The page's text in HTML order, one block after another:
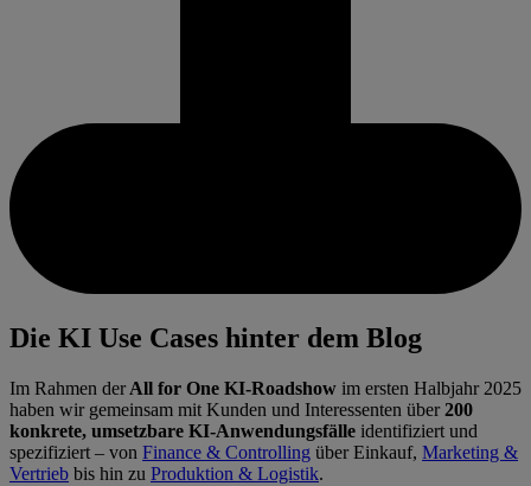
Die KI Use Cases hinter dem Blog
Im Rahmen derAll for One KI-Roadshow im ersten Halbjahr 2025
haben wir gemeinsam mit Kunden und Interessenten über200
konkrete, umsetzbare KI-Anwendungsfälle identifiziert und
spezifiziert – von Finance & Controlling über Einkauf, Marketing &
Vertrieb bis hin zu Produktion & Logistik.